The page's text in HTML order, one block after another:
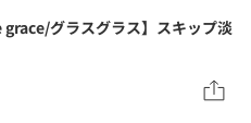
グラスグラス】スキップ淡